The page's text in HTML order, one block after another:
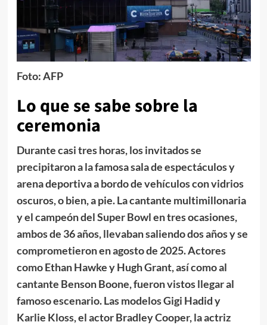
Foto: AFP
Lo que se sabe sobre la
ceremonia
Durante casi tres horas, los invitados se
precipitaron a la famosa sala de espectáculos y
arena deportiva a bordo de vehículos con vidrios
oscuros, o bien, a pie. La cantante multimillonaria
y el campeón del Super Bowl en tres ocasiones,
ambos de 36 años, llevaban saliendo dos años y se
comprometieron en agosto de 2025.Actores
como Ethan Hawke y Hugh Grant, así como al
cantante Benson Boone, fueron vistos llegar al
famoso escenario. Las modelos Gigi Hadid y
Karlie Kloss, el actor Bradley Cooper, la actriz